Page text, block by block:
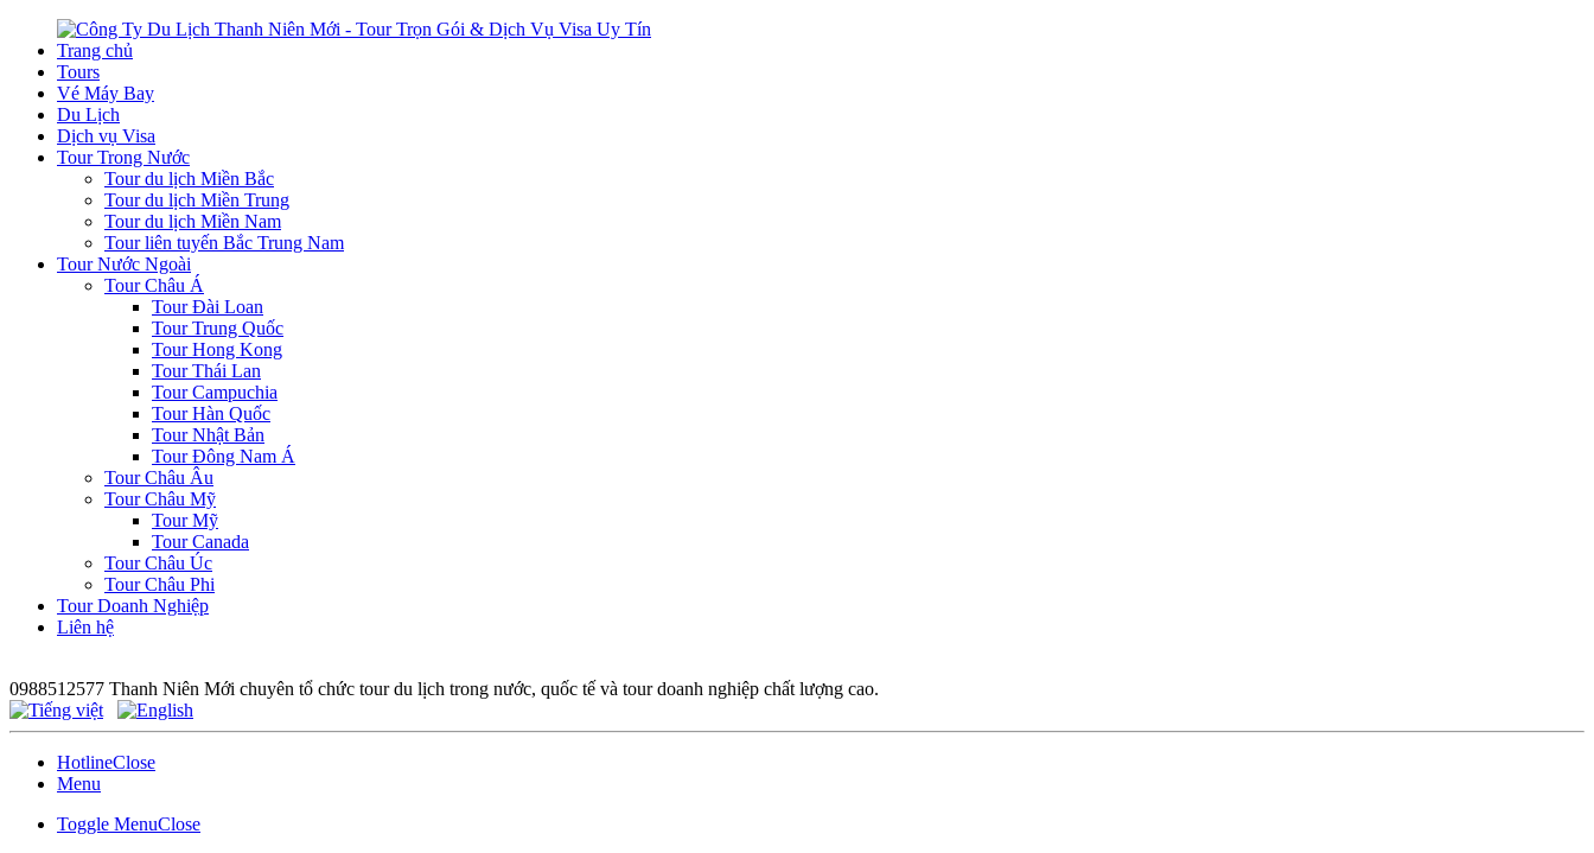
Trang chủ
Tours
Vé Máy Bay
Du Lịch
Dịch vụ Visa
Tour Trong Nước
Tour du lịch Miền Bắc
Tour du lịch Miền Trung
Tour du lịch Miền Nam
Tour liên tuyến Bắc Trung Nam
Tour Nước Ngoài
Tour Châu Á
Tour Đài Loan
Tour Trung Quốc
Tour Hong Kong
Tour Thái Lan
Tour Campuchia
Tour Hàn Quốc
Tour Nhật Bản
Tour Đông Nam Á
Tour Châu Âu
Tour Châu Mỹ
Tour Mỹ
Tour Canada
Tour Châu Úc
Tour Châu Phi
Tour Doanh Nghiệp
Liên hệ
0988512577 Thanh Niên Mới chuyên tổ chức tour du lịch trong nước, quốc tế và tour doanh nghiệp chất lượng cao.
HotlineClose
Menu
Toggle MenuClose